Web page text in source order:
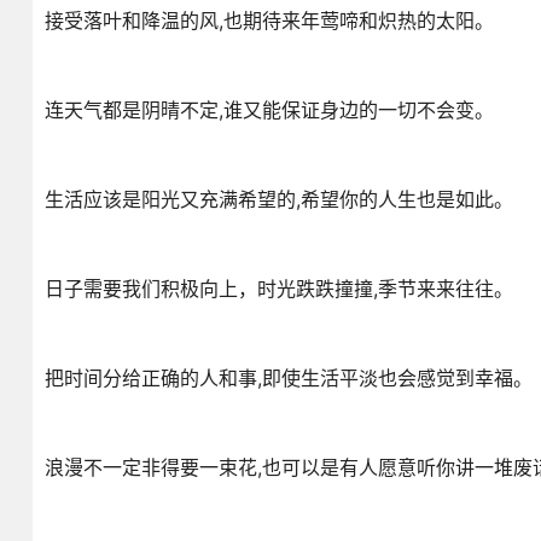
接受落叶和降温的风,也期待来年莺啼和炽热的太阳。
连天气都是阴晴不定,谁又能保证身边的一切不会变。
生活应该是阳光又充满希望的,希望你的人生也是如此。
日子需要我们积极向上，时光跌跌撞撞,季节来来往往。
把时间分给正确的人和事,即使生活平淡也会感觉到幸福。
浪漫不一定非得要一束花,也可以是有人愿意听你讲一堆废